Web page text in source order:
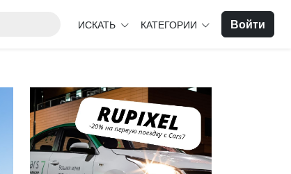
ИСКАТЬ КАТЕГОРИИ Войти